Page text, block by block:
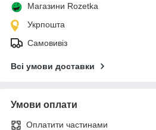
Магазини Rozetka
Укрпошта
Самовивіз
Всі умови доставки
Умови оплати
Оплатити частинами